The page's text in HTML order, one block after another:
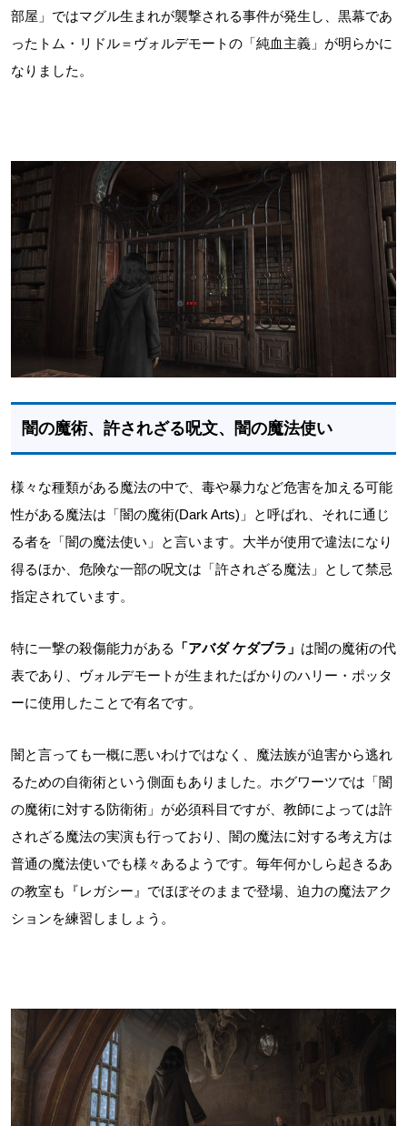
部屋」ではマグル生まれが襲撃される事件が発生し、黒幕であ
ったトム・リドル＝ヴォルデモートの「純血主義」が明らかに
なりました。
闇の魔術、許されざる呪文、闇の魔法使い
様々な種類がある魔法の中で、毒や暴力など危害を加える可能
性がある魔法は「闇の魔術(Dark Arts)」と呼ばれ、それに通じ
る者を「闇の魔法使い」と言います。大半が使用で違法になり
得るほか、危険な一部の呪文は「許されざる魔法」として禁忌
指定されています。
特に一撃の殺傷能力がある 「アバダ ケダブラ」 は闇の魔術の代
表であり、ヴォルデモートが生まれたばかりのハリー・ポッタ
ーに使用したことで有名です。
闇と言っても一概に悪いわけではなく、魔法族が迫害から逃れ
るための自衛術という側面もありました。ホグワーツでは「闇
の魔術に対する防衛術」が必須科目ですが、教師によっては許
されざる魔法の実演も行っており、闇の魔法に対する考え方は
普通の魔法使いでも様々あるようです。毎年何かしら起きるあ
の教室も『レガシー』でほぼそのままで登場、迫力の魔法アク
ションを練習しましょう。